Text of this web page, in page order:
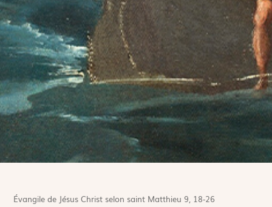
Évangile de Jésus Christ selon saint Matthieu 9, 18-26